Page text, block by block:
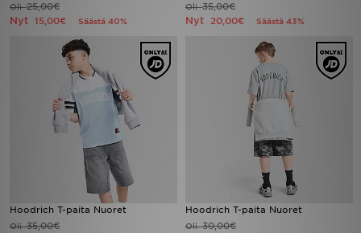
Oli25,00€
Nyt 15,00€ Säästä 40%
Oli35,00€
Nyt 20,00€ Säästä 43%
Hoodrich T-paita Nuoret
Oli35,00€
Hoodrich T-paita Nuoret
Oli30,00€